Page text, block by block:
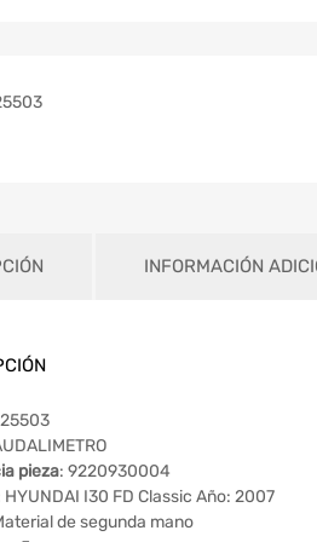
INFORMACIÓN
pieza: 9220930004
HYUNDAI I30 FD Classic Año: 2007
de segunda mano